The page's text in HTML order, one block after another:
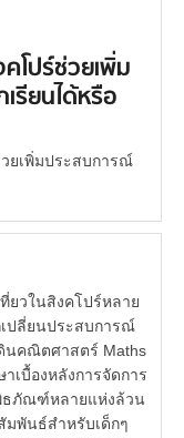
โปร์ช่วยเพิ่ม
รียนได้หรือ
ยเพิ่มประสบการณ์
วในสิงคโปร์หลาย
ปลี่ยนประสบการณ์
นคณิตศาสตร์ Maths
เบื้องหลังการจัดการ
ธภัณฑ์หลายแห่งล้วน
พันธ์สำหรับเด็กๆ